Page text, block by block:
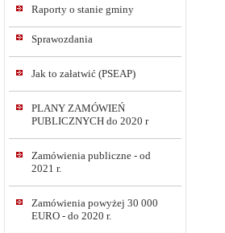
Raporty o stanie gminy
Sprawozdania
Jak to załatwić (PSEAP)
PLANY ZAMÓWIEŃ
PUBLICZNYCH do 2020 r
Zamówienia publiczne - od
2021 r.
Zamówienia powyżej 30 000
EURO - do 2020 r.